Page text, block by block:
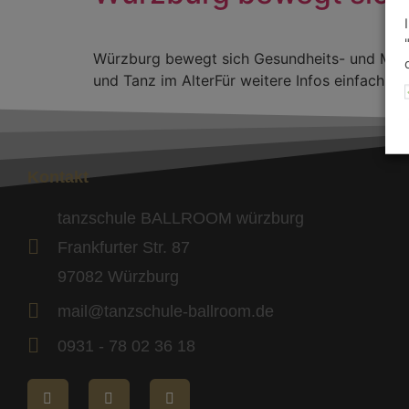
Würzburg bewegt sich Gesundheits- und
und Tanz im AlterFür weitere Infos einfach
Kontakt
tanzschule BALLROOM würzburg
Frankfurter Str. 87
97082 Würzburg
mail@tanzschule-ballroom.de
0931 - 78 02 36 18